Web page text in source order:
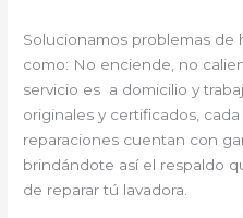
Solucionamos problemas de
como: No enciende, no
servicio es a domicilio y
originales y certificados,
reparaciones cuentan con
brindándote así el respaldo
de reparar tú lavadora.